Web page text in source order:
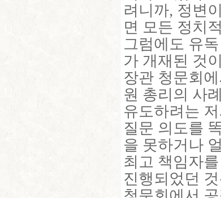
려니까, 정변
면 모든 정치
그럼에도 유
가 개재된 것
장관 청문회
원 총리의 사
유도하려는
질문 의도를
을 못하거나
최고 책임자
진행되었던